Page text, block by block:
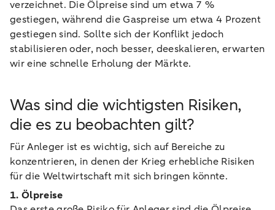
verzeichnet. Die Ölpreise sind um etwa 7 %
gestiegen, während die Gaspreise um etwa 4 Prozent
gestiegen sind. Sollte sich der Konflikt jedoch
stabilisieren oder, noch besser, deeskalieren, erwarten
wir eine schnelle Erholung der Märkte.
Was sind die wichtigsten Risiken,
die es zu beobachten gilt?
Für Anleger ist es wichtig, sich auf Bereiche zu
konzentrieren, in denen der Krieg erhebliche Risiken
für die Weltwirtschaft mit sich bringen könnte.
1. Ölpreise